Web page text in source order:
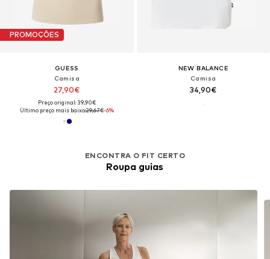
PROMOÇÕES
GUESS
Camisa
27,90€
Preço original: 39,90€
Último preço mais baixo:29,67€-6%
NEW BALANCE
Camisa
34,90€
ENCONTRA O FIT CERTO
Roupa guias